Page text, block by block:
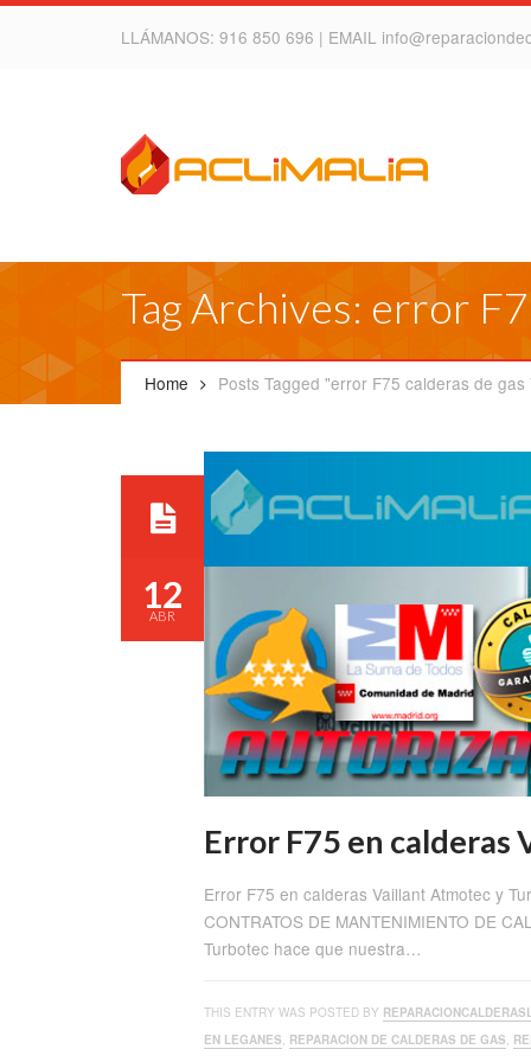
LLÁMANOS: 916 850 696 | EMAIL
Tag Archives: error
Home Posts Tagged "error F75 calderas de gas
12
ABR
Error F75 en
Error F75 en calderas Vaillant Atmotec y
CONTRATOS DE MANTENIMIENTO DE
Turbotec hace que nuestra…
THIS ENTRY WAS POSTED BY
EN LEGANES, REPARACION DE CALDERAS DE GAS,